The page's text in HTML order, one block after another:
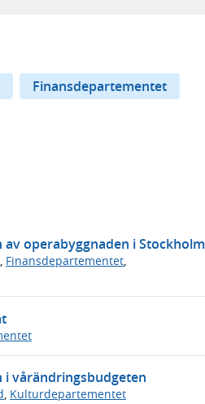
Finansdepartementet
operabyggnaden i Stockholm
, Finansdepartementet,
i vårändringsbudgeten
, Kulturdepartementet